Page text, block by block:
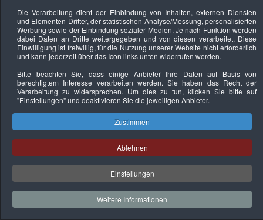
Keine Termine
Datenschutzerklärung Urheberrechtsnachweise Nachhaltigkeit
Copyright © 2026. Bundesverband Deutscher
Sachverständiger und Fachgutachter e.V..
Die Verarbeitung dient der Einbindung von Inhalten, externen Diensten
und Elementen Dritter, der statistischen Analyse/Messung, personalisierten
Werbung sowie der Einbindung sozialer Medien. Je nach Funktion werden
dabei Daten an Dritte weitergegeben und von diesen verarbeitet. Diese
Einwilligung ist freiwillig, für die Nutzung unserer Website nicht erforderlich
und kann jederzeit über das Icon links unten widerrufen werden.
Bitte beachten Sie, dass einige Anbieter Ihre Daten auf Basis von
berechtigtem Interesse verarbeiten werden. Sie haben das Recht der
Verarbeitung zu widersprechen. Um dies zu tun, klicken Sie bitte auf
"Einstellungen"und deaktivieren Sie die jeweiligen Anbieter.
Zustimmen
Ablehnen
Einstellungen
Weitere Informationen